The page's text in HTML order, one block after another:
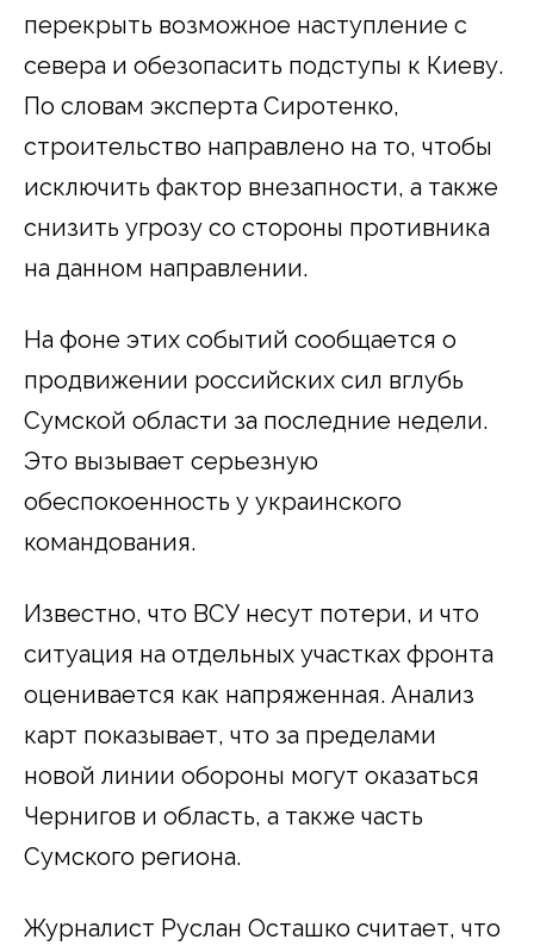
перекрыть возможное наступление с
севера и обезопасить подступы к Киеву.
По словам эксперта Сиротенко,
строительство направлено на то, чтобы
исключить фактор внезапности, а также
снизить угрозу со стороны противника
на данном направлении.
На фоне этих событий сообщается о
продвижении российских сил вглубь
Сумской области за последние недели.
Это вызывает серьезную
обеспокоенность у украинского
командования.
Известно, что ВСУ несут потери, и что
ситуация на отдельных участках фронта
оценивается как напряженная. Анализ
карт показывает, что за пределами
новой линии обороны могут оказаться
Чернигов и область, а также часть
Сумского региона.
Журналист Руслан Осташко считает, что